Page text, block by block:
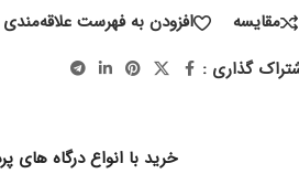
مقایسه
افزودن به فهرست علاقه‌مندی
گذاری :
خرید با انواع درگاه های